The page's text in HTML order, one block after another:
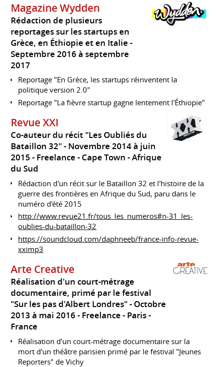
Magazine Wydden
Rédaction de plusieurs
reportages sur les startups en
Grèce, en Éthiopie et en Italie
Septembre 2016 à septembre
2017
Reportage "En Grèce, les startups réinventent la
politique version 2.0"
Reportage "La fièvre startup gagne lentement l'Éthiopie"
Revue XXI
Co-auteur du récit "Les Oubliés du
Bataillon 32"
Novembre 2014 à juin
2015 Freelance Cape Town
Afrique
du Sud
Rédaction d'un récit sur le Bataillon 32 et l'histoire de la
guerre des frontières en Afrique du Sud, paru dans le
numéro d'été 2015
http://www.revue21.fr/tous_les_numeros#n-31_les-
oublies-du-bataillon-32
https://soundcloud.com/daphneeb/france-info-revue-
xximp3
Arte Creative
Réalisation d'un court-métrage
documentaire, primé par le festival
"Sur les pas d'Albert Londres"
Octobre
2013 à mai 2016 Freelance
Paris
France
Réalisation d'un court-métrage documentaire sur la
mort d'un théâtre parisien primé par le festival "Jeunes
Reporters" de Vichy